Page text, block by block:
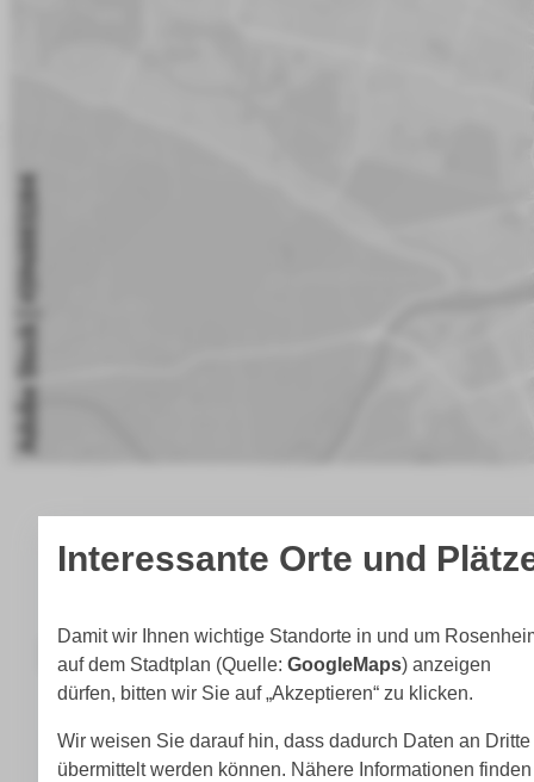
Parkleitsystem
Interessante Orte und
Damit wir Ihnen wichtige Standorte in und um
auf dem Stadtplan (Quelle: GoogleMaps) anzeigen
dürfen, bitten wir Sie auf „Akzeptieren“ zu klicken.
Wir weisen Sie darauf hin, dass dadurch Daten an Dritte
übermittelt werden können. Nähere Informationen finden